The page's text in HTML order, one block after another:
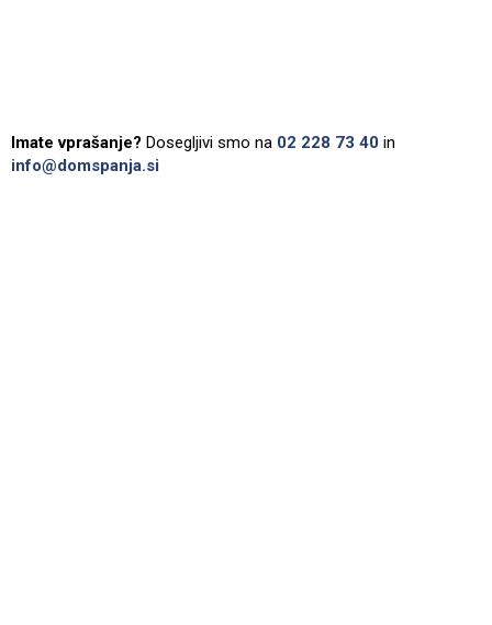
Imate vprašanje? Dosegljivi smo na 02 228 73 40 in
info@domspanja.si